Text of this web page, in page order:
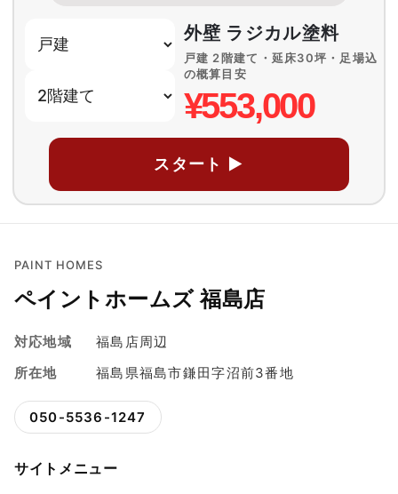
外壁 ラジカル塗料
戸建 2階建て・延床30坪・足場込
の概算目安
¥553,000
スタート ▶
PAINT HOMES
ペイントホームズ 福島店
対応地域
福島店周辺
所在地
福島県福島市鎌田字沼前3番地
050-5536-1247
サイトメニュー